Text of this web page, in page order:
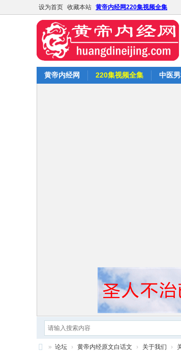
设为首页 收藏本站 黄帝内经网220集视频全集
黄帝内经网 220集视频全集 中医
» 论坛 › 黄帝内经原文白话文 › 关于我们 ›